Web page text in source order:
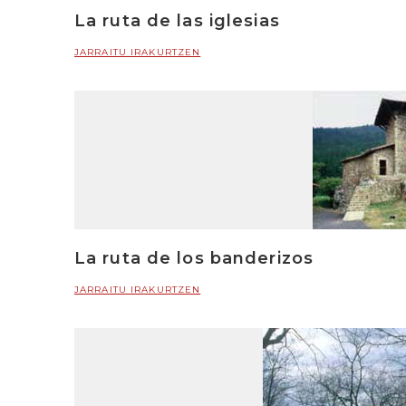
La ruta de las iglesias
JARRAITU IRAKURTZEN
La ruta de los banderizos
JARRAITU IRAKURTZEN